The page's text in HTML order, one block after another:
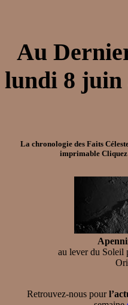
Au
lundi 8 juin
La chronologie des Faits
imprimable
au lever du Soleil
Retrouvez-nous pour